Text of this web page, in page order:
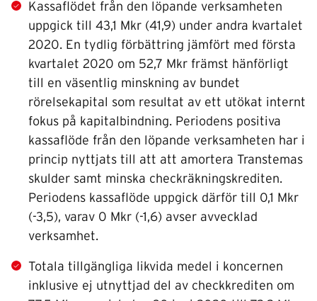
Kassaflödet från den löpande verksamheten
uppgick till 43,1 Mkr (41,9) under andra kvartalet
2020. En tydlig förbättring jämfört med första
kvartalet 2020 om 52,7 Mkr främst hänförligt
till en väsentlig minskning av bundet
rörelsekapital som resultat av ett utökat internt
fokus på kapitalbindning. Periodens positiva
kassaflöde från den löpande verksamheten har i
princip nyttjats till att att amortera Transtemas
skulder samt minska checkräkningskrediten.
Periodens kassaflöde uppgick därför till 0,1 Mkr
(-3,5), varav 0 Mkr (-1,6) avser avvecklad
verksamhet.
Totala tillgängliga likvida medel i koncernen
inklusive ej utnyttjad del av checkkrediten om